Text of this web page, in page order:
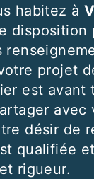
habitez à
disposition
projet
est avant
avec
désir de
qualifiée
rigueur.